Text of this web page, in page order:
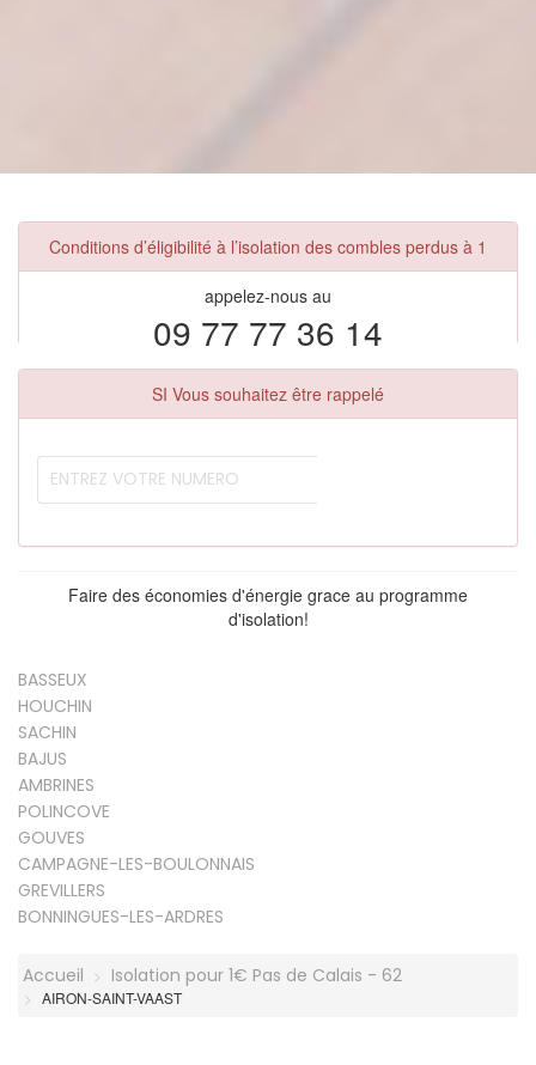
Conditions d’éligibilité à l’isolation des combles perdus à 1
appelez-nous au
09 77 77 36 14
SI Vous souhaitez être rappelé
Faire des économies d'énergie grace au programme
d'isolation!
BASSEUX
HOUCHIN
SACHIN
BAJUS
AMBRINES
POLINCOVE
GOUVES
CAMPAGNE-LES-BOULONNAIS
GREVILLERS
BONNINGUES-LES-ARDRES
Accueil Isolation pour 1€ Pas de Calais - 62
AIRON-SAINT-VAAST